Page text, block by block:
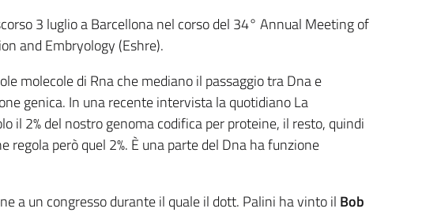
3 luglio a Barcellona nel corso del 34° Annual Meeting of
and Embryology (Eshre).
molecole di Rna che mediano il passaggio tra Dna e
genica. In una recente intervista la quotidiano La
il 2% del nostro genoma codifica per proteine, il resto, quindi
regola però quel 2%. È una parte del Dna ha funzione
a un congresso durante il quale il dott. Palini ha vinto il Bob